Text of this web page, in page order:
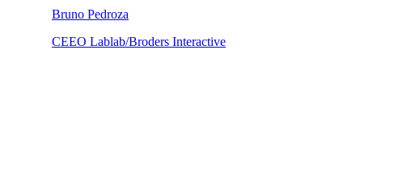
Bruno Pedroza
CEEO Lablab/Broders Interactive